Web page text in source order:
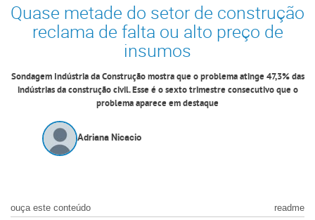
Quase metade do setor de construção
reclama de falta ou alto preço de
insumos
Sondagem Indústria da Construção mostra que o problema atinge 47,3% das
indústrias da construção civil. Esse é o sexto trimestre consecutivo que o
problema aparece em destaque
Adriana Nicacio
ouça este conteúdo readme